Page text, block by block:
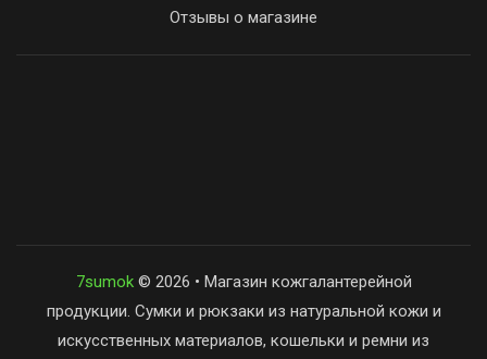
Отзывы о магазине
7sumok© 2026 • Магазин кожгалантерейной
продукции. Сумки и рюкзаки из натуральной кожи и
искусственных материалов, кошельки и ремни из